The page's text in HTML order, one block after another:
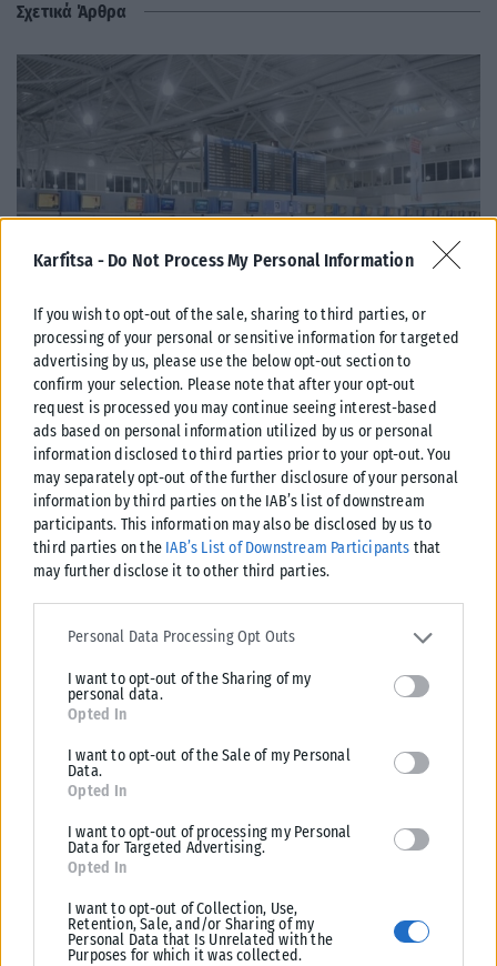
Karfitsa - Do Not Process My Personal Information
If you wish to opt-out of the sale, sharing to third parties, or
processing of your personal or sensitive information for targeted
advertising by us, please use the below opt-out section to
confirm your selection. Please note that after your opt-out
request is processed you may continue seeing interest-based
ads based on personal information utilized by us or personal
information disclosed to third parties prior to your opt-out. You
may separately opt-out of the further disclosure of your personal
information by third parties on the IAB’s list of downstream
participants. This information may also be disclosed by us to
third parties on the IAB’s List of Downstream Participants that
may further disclose it to other third parties.
Please note that this website/app uses one or more Google
services and may gather and store information including but not
deny consent to Google and its third-party tags to use your data
for below specified purposes in below Google consent section.
Personal Data Processing Opt Outs
I want to opt-out of the Sharing of my
personal data.
Opted In
I want to opt-out of the Sale of my Personal
Data.
Opted In
I want to opt-out of processing my Personal
Data for Targeted Advertising.
Opted In
I want to opt-out of Collection, Use,
Retention, Sale, and/or Sharing of my
Personal Data that Is Unrelated with the
Purposes for which it was collected.
Σχετικά Άρθρα
ΕΛΛΆΔΑ
Από σήμερα μόνο με νέου τύπου ταυτότητα ή διαβατήριο τα
ταξίδια στο εξωτερικό
Από σήμερα, 3 Αυγούστου, οι παλαιού τύπου «μπλε» αστυνομικές
ταυτότητες παύουν να ισχύουν ως ταξιδιωτικά έγγραφα για το
εξωτερικό, με...
ΑΝΑΡΤΉΘΗΚΕ ΑΠΌKARFITSANEWS 03/08/2026
Υπουργείο Κλιματικής Κρίσης: Ενέργειες για την κρατική
αρωγή προς τους πυρόπληκτους